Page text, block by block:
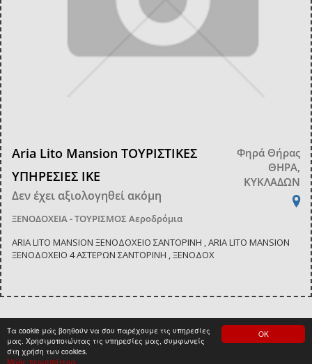
ΟΚ
Τα cookie μάς βοηθούν να σου παρέχουμε τις υπηρεσίες
μας. Χρησιμοποιώντας τις υπηρεσίες μας, συμφωνείς
στη χρήση των cookies.
Μάθε περισσότερα
Aria Lito Mansion ΤΟΥΡΙΣΤΙΚΕΣ
ΥΠΗΡΕΣΙΕΣ ΙΚΕ
Δεν έχει αξιολογηθεί ακόμη
ΞΕΝΟΔΟΧΕΙΑ - ΤΟΥΡΙΣΜΟΣ Αεροδρόμια
Φηρά Θήρας
ΘΗΡΑ,
ΚΥΚΛΑΔΩΝ
ARIA LITO MANSION ΞΕΝΟΔΟΧΕΙΟ ΣΑΝΤΟΡΙΝΗ , ARIA LITO MANSION
ΞΕΝΟΔΟΧΕΙΟ 4 ΑΣΤΕΡΩΝ ΣΑΝΤΟΡΙΝΗ , ΞΕΝΟΔΟΧ
< 1 >